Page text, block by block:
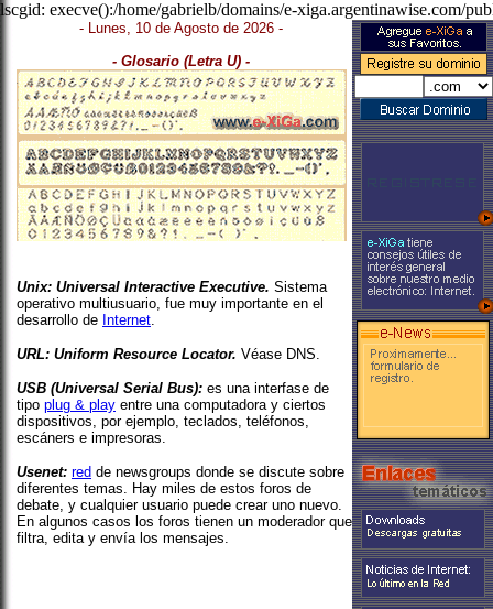
lscgid: execve():/home/gabrielb/domains/e-xiga.argentinawise.com/
- Lunes, 10 de Agosto de 2026 -
- Glosario (Letra U) -
Unix: Universal Interactive Executive. Sistema
operativo multiusuario, fue muy importante en el
desarrollo de Internet.
URL: Uniform Resource Locator. Véase DNS.
USB (Universal Serial Bus): es una interfase de
tipo plug & play entre una computadora y ciertos
dispositivos, por ejemplo, teclados, teléfonos,
escáners e impresoras.
Usenet: red de newsgroups donde se discute sobre
diferentes temas. Hay miles de estos foros de
debate, y cualquier usuario puede crear uno nuevo.
En algunos casos los foros tienen un moderador que
filtra, edita y envía los mensajes.